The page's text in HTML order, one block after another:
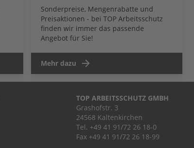
Sonderpreise, Mengenrabatte und
Preisaktionen - bei TOP Arbeitsschutz
finden wir immer das passende
Angebot für Sie!
Mehr dazu
TOP ARBEITSSCHUTZ GMBH
Grashofstr. 3
24568 Kaltenkirchen
Tel. +49 41 91/72 26 18-0
Fax +49 41 91/72 26 18-99